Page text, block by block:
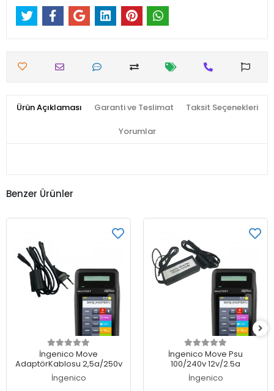
Ürün Açıklaması Garanti ve Teslimat Taksit Seçenekleri
Yorumlar
Benzer Ürünler
Sepete Ekle
İngenico Move
AdaptörKablosu 2,5a/250v
İngenico
Sepete Ekle
İngenico Move Psu
100/240v 12v/2.5a
İngenico